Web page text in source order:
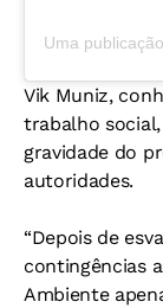
Uma
Vik Muniz,
trabalho
gravidade do
autoridades.
“Depois de
contingências
Ambiente